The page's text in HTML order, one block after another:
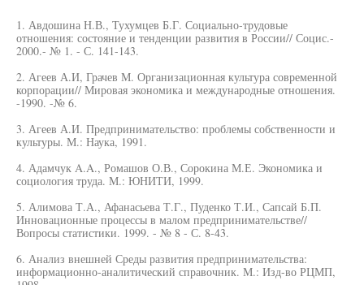
1. Авдошина Н.В., Тухумцев Б.Г. Социально-трудовые
отношения: состояние и тенденции развития в России// Социс.-
2000.- № 1. - С. 141-143.
2. Агеев А.И, Грачев М. Организационная культура современной
корпорации// Мировая экономика и международные отношения.
-1990. -№ 6.
3. Агеев А.И. Предпринимательство: проблемы собственности и
культуры. М.: Наука, 1991.
4. Адамчук A.A., Ромашов О.В., Сорокина М.Е. Экономика и
социология труда. М.: ЮНИТИ, 1999.
5. Алимова Т.А., Афанасьева Т.Г., Пуденко Т.И., Сапсай Б.П.
Инновационные процессы в малом предпринимательстве//
Вопросы статистики. 1999. - № 8 - С. 8-43.
6. Анализ внешней Среды развития предпринимательства:
информационно-аналитический справочник. М.: Изд-во РЦМП,